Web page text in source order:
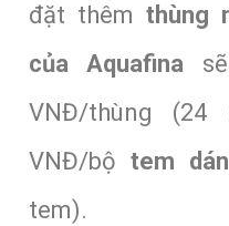
đặt thêm thùng
của Aquafina
VNĐ/thùng (24
VNĐ/bộ tem
tem).